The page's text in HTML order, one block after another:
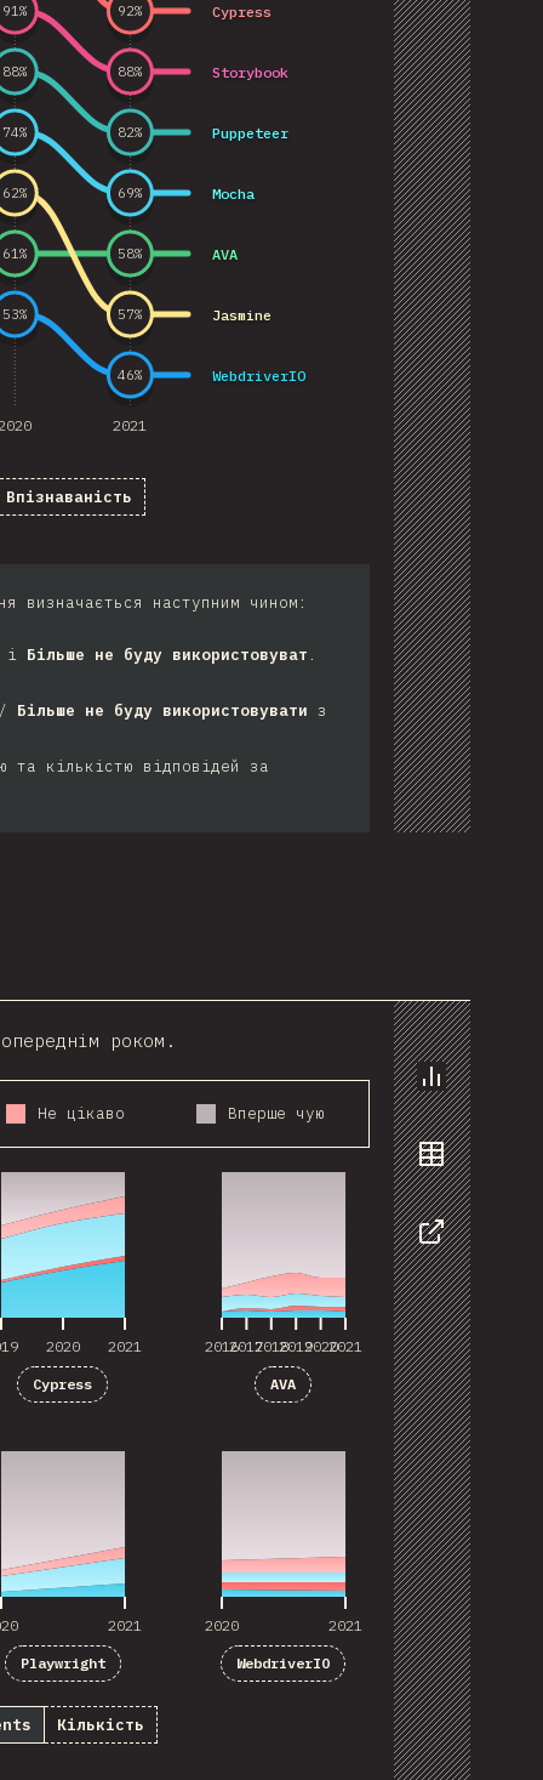
2021
Mocha
Storybook
Cypress
AVA
Jasmine
Puppeteer
WebdriverIO
74%
69%
91%
88%
92%
61% 58%
62%
57%
88%
82%
53%
46%
Впізнаваність
визначається наступним чином:
і Більше не буду використовуват .
Більше не буду використовувати з
та кількістю відповідей за
Chart
Data
Share
роком.
Не цікаво Вперше чую
2020 2021
2020 2021
Cypress
201620172018201920202021
201620172018201920202021
AVA
2021
Playwright
2020 2021
WebdriverIO
Кількість